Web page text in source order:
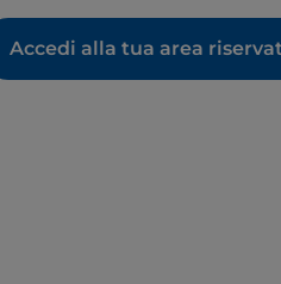
Accedi alla tua area